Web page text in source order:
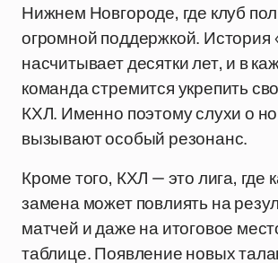
Нижнем Новгороде, где клуб
огромной поддержкой. История
насчитывает десятки лет, и в
команда стремится укрепить
КХЛ. Именно поэтому слухи о
вызывают особый резонанс.
Кроме того, КХЛ — это лига, где
замена может повлиять на
матчей и даже на итоговое
таблице. Появление новых